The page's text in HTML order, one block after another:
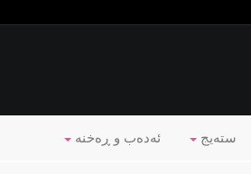
ئه‌ده‌ب و ڕه‌خنه‌ ستەیج